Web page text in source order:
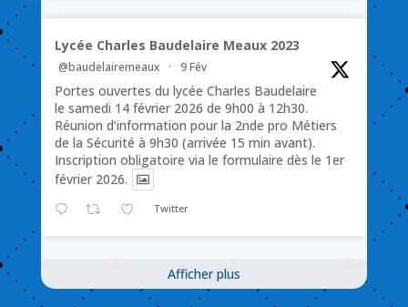
Lycée Charles Baudelaire Meaux 2023
@baudelairemeaux · 9 Fév
Portes ouvertes du lycée Charles Baudelaire
le samedi 14 février 2026 de 9h00 à 12h30.
Réunion d’information pour la 2nde pro Métiers
de la Sécurité à 9h30 (arrivée 15 min avant).
Inscription obligatoire via le formulaire dès le 1er
février 2026.
Twitter
Afficher plus